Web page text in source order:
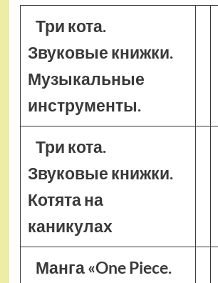
Три кота.
Звуковые книжки.
Музыкальные
инструменты.
Три кота.
Звуковые книжки.
Котята на
каникулах
Манга «One Piece.